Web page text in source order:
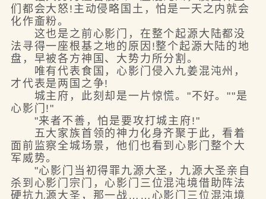
们都会大怒!主动侵略国土，怕是一天之内就会
化作齑粉。
这也是之前心影门，在整个起源大陆都没
法寻得一座根基之地的原因!整个起源大陆的地
盘，早被各方神国、大势力所分割。
唯有代表食国，心影门侵入九姜混沌州，
才代表是两国之争!
城主府，此刻却是一片惊慌。"不好。""是
心影门!"
"来者不善，怕是要攻打城主府!"
五大家族首领的神力化身齐聚于此，看着
面前监察全城场景，他们也看到心影门整个大
军威势。
"心影门当初得罪九源大圣，九源大圣亲自
杀到心影门宗门，心影门三位混沌境借助阵法
硬抗九源大圣，那一战……心影门三位混沌境